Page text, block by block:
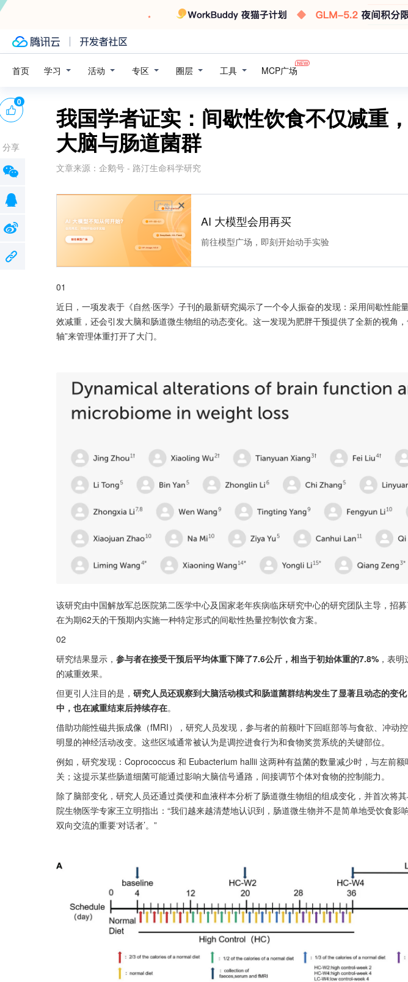
首页 学习 活动 专区 圈层 工具 MCP广场
我国学者证实：间歇性饮食不仅减重
大脑与肠道菌群
文章来源： 企鹅号 - 路汀生命科学研究
广告
AI 大模型会用再买
前往模型广场，即刻开始动手实验
01
近日，一项发表于《自然·医学》子刊的最新研究揭示了一个令人振奋的发现：采用间歇性能
效减重，还会引发大脑和肠道微生物组的动态变化。这一发现为肥胖干预提供了全新的视角
轴”来管理体重打开了大门。
该研究由中国解放军总医院第二医学中心及国家老年疾病临床研究中心的研究团队主导，招
在为期62天的干预期内实施一种特定形式的间歇性热量控制饮食方案。
02
研究结果显示， 参与者在接受干预后平均体重下降了7.6公斤，相当于初始体重的7.8% ，表
的减重效果。
但更引人注目的是， 研究人员还观察到大脑活动模式和肠道菌群结构发生了显著且动态的变
中，也在减重结束后持续存在。
借助功能性磁共振成像（fMRI），研究人员发现，参与者的前额叶下回眶部等与食欲、冲动
明显的神经活动改变。这些区域通常被认为是调控进食行为和食物奖赏系统的关键部位。
例如，研究发现：Coprococcus 和 Eubacterium hallii 这两种有益菌的数量减少时，与左前
关；这提示某些肠道细菌可能通过影响大脑信号通路，间接调节个体对食物的控制能力。
除了脑部变化，研究人员还通过粪便和血液样本分析了肠道微生物组的组成变化，并首次将
院生物医学专家王立明指出：“我们越来越清楚地认识到，肠道微生物并不是简单地受饮食影
双向交流的重要‘对话者’。”
0
分享